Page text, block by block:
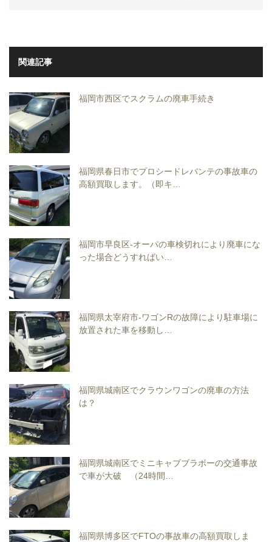
関連記事
福岡市西区でスクラムの廃車手続き
福岡県春日市でプロシードレバンテの事故車の
高額買取します。（即キ…
福岡市早良区-オーパの車検切れにより廃車にな
った場合どうすればい…
福岡県太宰府市-ワゴンRの故障により駐車場に
放置された車を移動し…
福岡県城南区でクラウンワゴンの廃車の方法
は？
福岡県城南区でミニキャブブラボーの交通事故
で車が大破 （24時間…
福岡県博多区でFTOの事故車の高額買取しま